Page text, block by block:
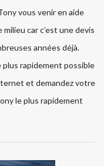
vous venir en aide
car c’est une devis
années déjà.
rapidement possible
et demandez votre
le plus rapidement